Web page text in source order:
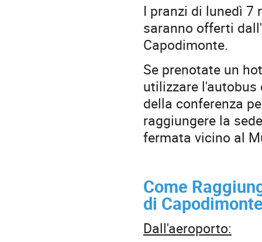
I pranzi di lunedì 7
saranno offerti
Capodimonte.
Se prenotate un
utilizzare
della conferenza
raggiungere la
fermata vicino al
Come
di
Dall'aeroporto: